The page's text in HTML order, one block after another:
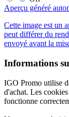
Aperçu généré
Cette image est un
peut différer du
envoyé avant la
Informations
IGO Promo utilise
d'achat. Les
fonctionne